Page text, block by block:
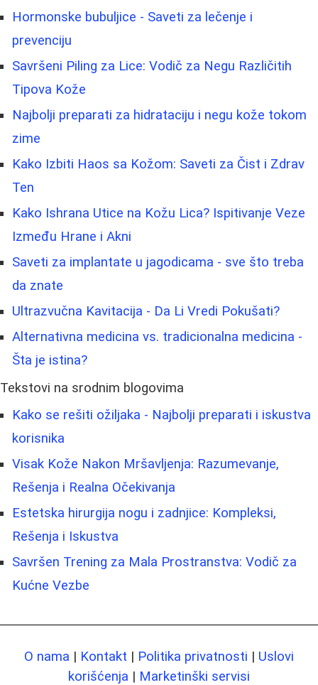
Hormonske bubuljice - Saveti za lečenje i
prevenciju
Savršeni Piling za Lice: Vodič za Negu Različitih
Tipova Kože
Najbolji preparati za hidrataciju i negu kože tokom
zime
Kako Izbiti Haos sa Kožom: Saveti za Čist i Zdrav
Ten
Kako Ishrana Utice na Kožu Lica? Ispitivanje Veze
Između Hrane i Akni
Saveti za implantate u jagodicama - sve što treba
da znate
Ultrazvučna Kavitacija - Da Li Vredi Pokušati?
Alternativna medicina vs. tradicionalna medicina -
Šta je istina?
Tekstovi na srodnim blogovima
Kako se rešiti ožiljaka - Najbolji preparati i iskustva
korisnika
Visak Kože Nakon Mršavljenja: Razumevanje,
Rešenja i Realna Očekivanja
Estetska hirurgija nogu i zadnjice: Kompleksi,
Rešenja i Iskustva
Savršen Trening za Mala Prostranstva: Vodič za
Kućne Vezbe
O nama | Kontakt | Politika privatnosti | Uslovi
korišćenja | Marketinški servisi